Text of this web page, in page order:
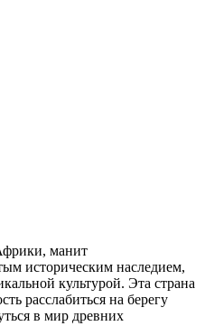
историческим наследием,
культурой. Эта страна
расслабиться на берегу
в мир древних